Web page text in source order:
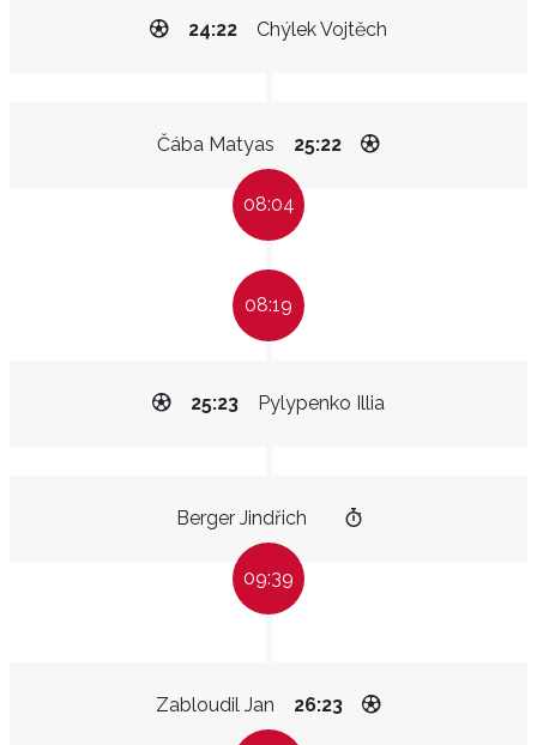
Chýlek Vojtěch
24:22
Čába Matyas 25:22
08:04
08:19
Pylypenko Illia
25:23
Berger Jindřich
09:39
Zabloudil Jan 26:23